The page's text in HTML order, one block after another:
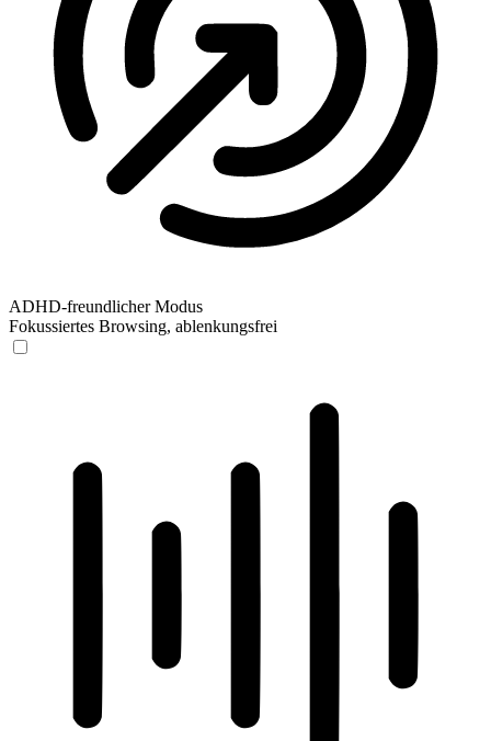
ADHD-freundlicher Modus
Fokussiertes Browsing, ablenkungsfrei